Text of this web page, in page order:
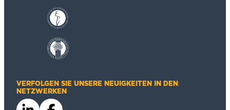
VERFOLGEN SIE UNSERE NEUIGKEITEN IN DEN
NETZWERKEN